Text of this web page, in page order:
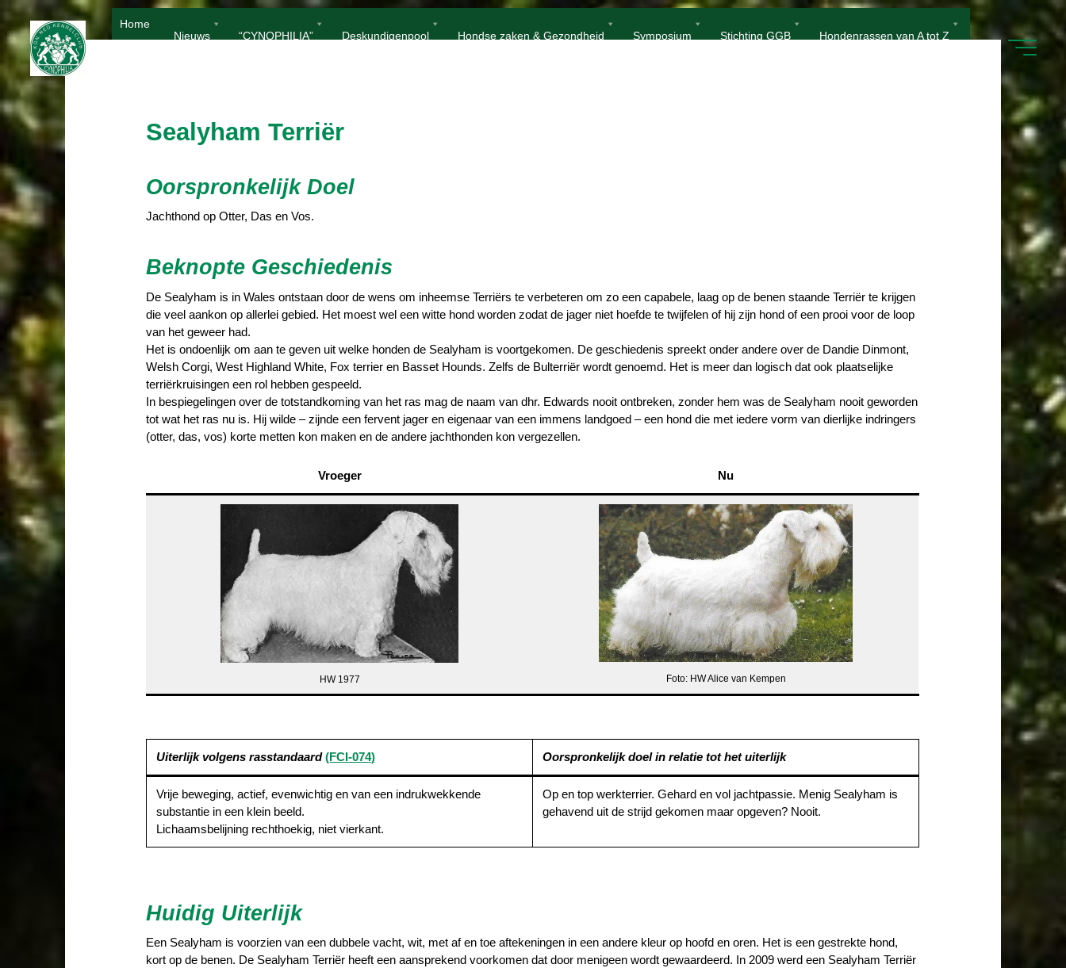
naar
de
inhoud
Home
Nieuws
“CYNOPHILIA” Deskundigenpool Hondse zaken & Gezondheid Symposium Stichting GGB Hondenrassen van A tot Z
Sealyham Terriër
Oorspronkelijk Doel
Jachthond op Otter, Das en Vos.
Beknopte Geschiedenis
De Sealyham is in Wales ontstaan door de wens om inheemse Terriërs te verbeteren om zo een capabele, laag op de benen staande Terriër te krijgen
die veel aankon op allerlei gebied. Het moest wel een witte hond worden zodat de jager niet hoefde te twijfelen of hij zijn hond of een prooi voor de loop
van het geweer had.
Het is ondoenlijk om aan te geven uit welke honden de Sealyham is voortgekomen. De geschiedenis spreekt onder andere over de Dandie Dinmont,
Welsh Corgi, West Highland White, Fox terrier en Basset Hounds. Zelfs de Bulterriër wordt genoemd. Het is meer dan logisch dat ook plaatselijke
terriërkruisingen een rol hebben gespeeld.
In bespiegelingen over de totstandkoming van het ras mag de naam van dhr. Edwards nooit ontbreken, zonder hem was de Sealyham nooit geworden
tot wat het ras nu is. Hij wilde – zijnde een fervent jager en eigenaar van een immens landgoed – een hond die met iedere vorm van dierlijke indringers
(otter, das, vos) korte metten kon maken en de andere jachthonden kon vergezellen.
Vroeger Nu
HW 1977 Foto: HW Alice van Kempen
Uiterlijk volgens rasstandaard(FCI-074) Oorspronkelijk doel in relatie tot het uiterlijk
Vrije beweging, actief, evenwichtig en van een indrukwekkende
substantie in een klein beeld.
Lichaamsbelijning rechthoekig, niet vierkant.
Op en top werkterrier. Gehard en vol jachtpassie. Menig Sealyham is
gehavend uit de strijd gekomen maar opgeven? Nooit.
Huidig Uiterlijk
Een Sealyham is voorzien van een dubbele vacht, wit, met af en toe aftekeningen in een andere kleur op hoofd en oren. Het is een gestrekte hond,
kort op de benen. De Sealyham Terriër heeft een aansprekend voorkomen dat door menigeen wordt gewaardeerd. In 2009 werd een Sealyham Terriër